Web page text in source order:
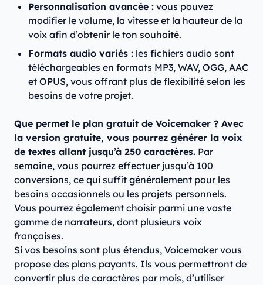
Personnalisation avancée : vous pouvez
modifier le volume, la vitesse et la hauteur de la
voix afin d’obtenir le ton souhaité.​
Formats audio variés : les fichiers audio sont
téléchargeables en formats MP3, WAV, OGG, AAC
et OPUS, vous offrant plus de flexibilité selon les
besoins de votre projet.
Que permet le plan gratuit de Voicemaker ? Avec
la version gratuite, vous pourrez générer la voix
de textes allant jusqu’à 250 caractères. Par
semaine, vous pourrez effectuer jusqu’à 100
conversions, ce qui suffit généralement pour les
besoins occasionnels ou les projets personnels.
Vous pourrez également choisir parmi une vaste
gamme de narrateurs, dont plusieurs voix
françaises.
Si vos besoins sont plus étendus, Voicemaker vous
propose des plans payants. Ils vous permettront de
convertir plus de caractères par mois, d’utiliser